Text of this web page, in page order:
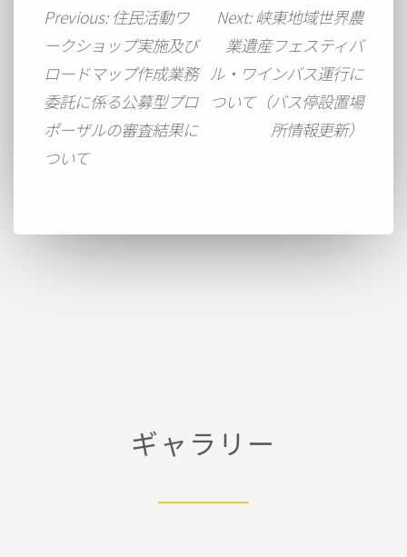
投
ナ
ビ
ゲ
ー
シ
ョ
ン
Previous: 住民活動ワ
ークショップ実施及び
ロードマップ作成業務
委託に係る公募型プロ
ポーザルの審査結果に
ついて
Next:峡東地域世界農
業遺産フェスティバ
ル・ワインバス運行に
ついて（バス停設置場
所情報更新）
ギャラリー